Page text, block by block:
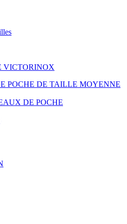
VICTORINOX
POCHE DE TAILLE MOYENNE
DE POCHE